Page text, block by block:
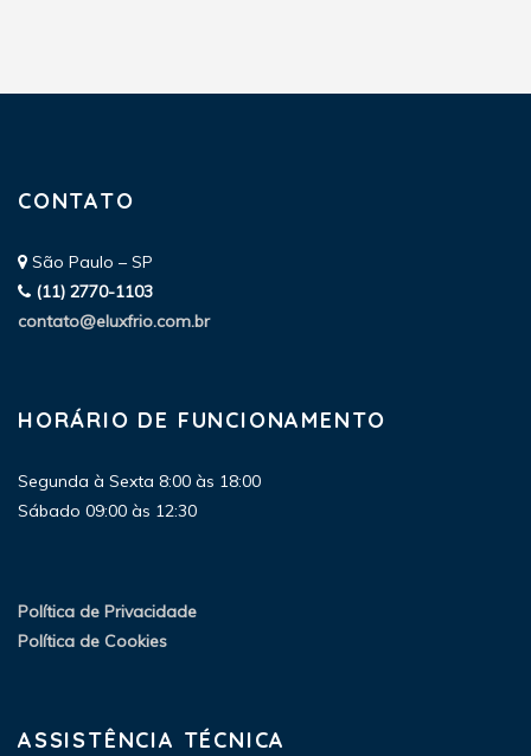
CONTATO
São Paulo – SP
(11) 2770-1103
contato@eluxfrio.com.br
HORÁRIO DE FUNCIONAMENTO
Segunda à Sexta 8:00 às 18:00
Sábado 09:00 às 12:30
Política de Privacidade
Política de Cookies
ASSISTÊNCIA TÉCNICA